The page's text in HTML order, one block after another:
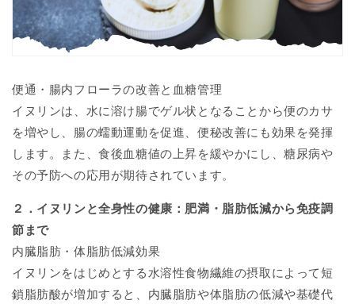
便通・腸内フローラの改善と血糖管理
イヌリンは、水に溶け腸でゲル状となることから便のカサ
を増やし、腸の蠕動運動を促進、便秘改善にも効果を発揮
します。また、食後血糖値の上昇を緩やかにし、糖尿病や
その予防への応用が期待されています。
２．イヌリンと全身性の健康：肥満・脂肪低減から免疫調
節まで
内臓脂肪・体脂肪低減効果
イヌリンをはじめとする水溶性食物繊維の摂取によって短
鎖脂肪酸が増加すると、内臓脂肪や体脂肪の低減や基礎代